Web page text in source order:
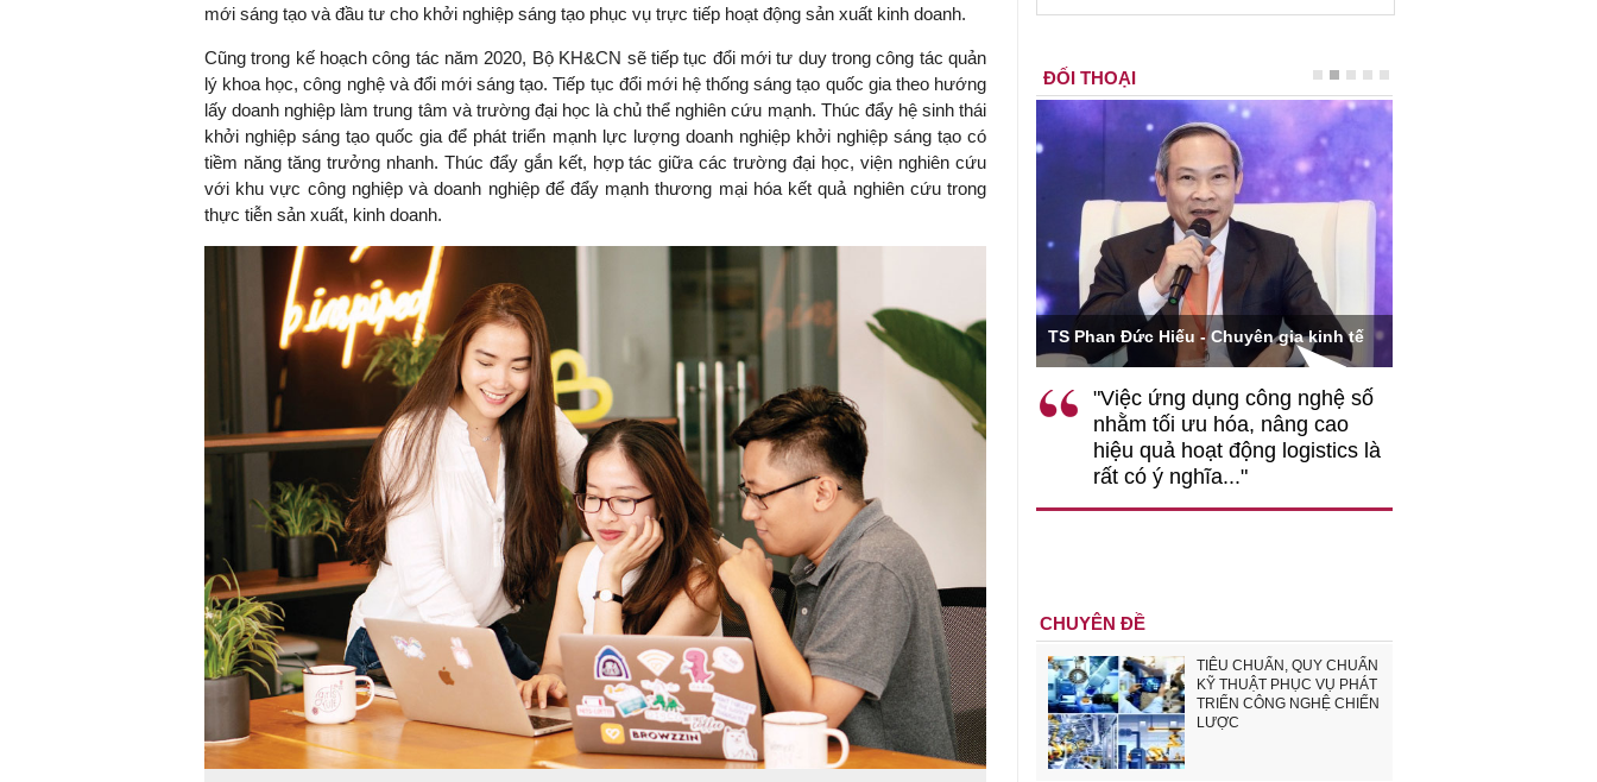
mới sáng tạo và đầu tư cho khởi nghiệp sáng tạo phục vụ trực tiếp hoạt động sản xuất kinh doanh.
Cũng trong kế hoạch công tác năm 2020, Bộ KH&CN sẽ tiếp tục đổi mới tư duy trong công tác quản
lý khoa học, công nghệ và đổi mới sáng tạo. Tiếp tục đổi mới hệ thống sáng tạo quốc gia theo hướng
lấy doanh nghiệp làm trung tâm và trường đại học là chủ thể nghiên cứu mạnh. Thúc đẩy hệ sinh thái
khởi nghiệp sáng tạo quốc gia để phát triển mạnh lực lượng doanh nghiệp khởi nghiệp sáng tạo có
tiềm năng tăng trưởng nhanh. Thúc đẩy gắn kết, hợp tác giữa các trường đại học, viện nghiên cứu
với khu vực công nghiệp và doanh nghiệp để đẩy mạnh thương mại hóa kết quả nghiên cứu trong
thực tiễn sản xuất, kinh doanh.
ĐỐI THOẠI
TS. Nguyễn Đức Độ - Phó Viện trưởng
Viện Kinh tế Tài chính
"Có rất nhiều việc phải làm
ngay từ bây giờ và trên thực tế
đang được tiến hành như tăng
đầu tư cho khoa học công
nghệ; ban hành các cơ chế
khuyến khích đổi mới sáng tạo,
khởi nghiệp..."
Việc sử dụng hiệu quả chính
sách tài khóa không chỉ mang ý
nghĩa hỗ trợ ngắn hạn mà còn
đóng vai trò tạo nền tảng cho
tăng trưởng bền vững dài hạn.
TS Phan Đức Hiếu - Chuyên gia kinh tế
"Việc ứng dụng công nghệ số
nhằm tối ưu hóa, nâng cao
hiệu quả hoạt động logistics là
rất có ý nghĩa..."
CHUYÊN ĐỀ
TIÊU CHUẨN, QUY CHUẨN
KỸ THUẬT PHỤC VỤ PHÁT
TRIỂN CÔNG NGHỆ CHIẾN
LƯỢC